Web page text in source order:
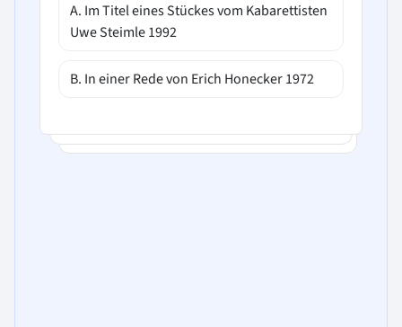
A. Im Titel eines Stückes vom Kabarettisten
Uwe Steimle 1992
B. In einer Rede von Erich Honecker 1972